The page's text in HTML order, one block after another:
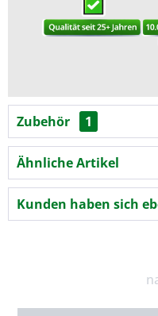
Zubehör 1
Ähnliche Artikel
Kunden haben sich